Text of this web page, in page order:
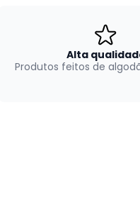
Alta
Produtos feitos de